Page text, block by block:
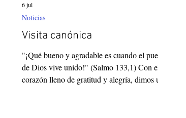
Visita canónica
"¡Qué bueno y agradable es cuando el pueblo
de Dios vive unido!" (Salmo 133,1) Con el
corazón lleno de gratitud y alegría, dimos una
Noticias
6 jul